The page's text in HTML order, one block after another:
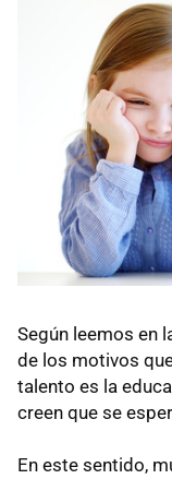
Según leemos en
de los motivos
talento es la
creen que se
En este sentido,